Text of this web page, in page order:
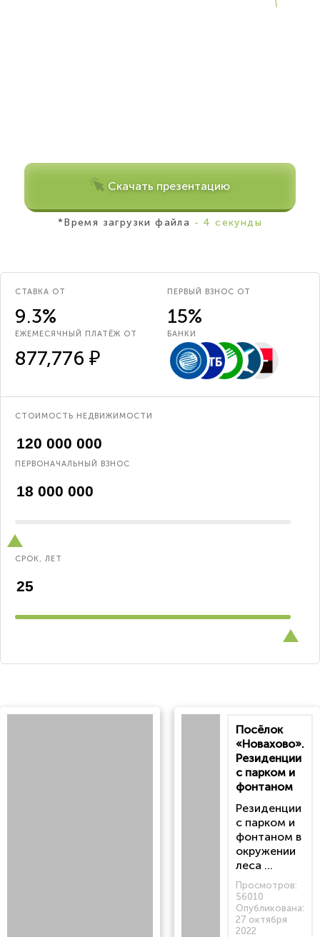
Скачать презентацию
*Время загрузки файла - 4 секунды
СТАВКА ОТ
9.3%
ПЕРВЫЙ ВЗНОС ОТ
15%
ЕЖЕМЕСЯЧНЫЙ ПЛАТЁЖ ОТ
877,776 ₽
БАНКИ
СТОИМОСТЬ НЕДВИЖИМОСТИ
ПЕРВОНАЧАЛЬНЫЙ ВЗНОС
СРОК, ЛЕТ
Посёлок
«Новахово».
Резиденции
с парком и
фонтаном
Резиденции
с парком и
фонтаном в
окружении
леса ...
Просмотров:
56010
Опубликована:
27 октября
2022